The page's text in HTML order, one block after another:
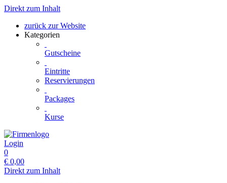
Direkt zum Inhalt
zurück zur Website
Kategorien
Gutscheine
Eintritte
Reservierungen
Packages
Kurse
Login
0
€ 0,00
Direkt zum Inhalt